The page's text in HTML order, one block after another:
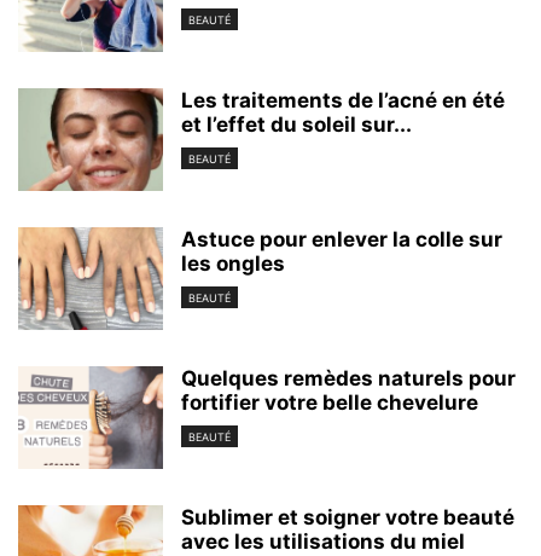
BEAUTÉ
Les traitements de l’acné en été
et l’effet du soleil sur...
BEAUTÉ
Astuce pour enlever la colle sur
les ongles
BEAUTÉ
Quelques remèdes naturels pour
fortifier votre belle chevelure
BEAUTÉ
Sublimer et soigner votre beauté
avec les utilisations du miel